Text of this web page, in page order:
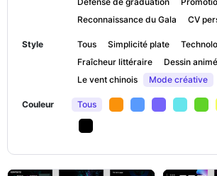
Reconnaissance du Gala
CV
Style Tous Simplicité plate
Fraîcheur littéraire
Dessin
Le vent chinois
Mode créative
Couleur Tous